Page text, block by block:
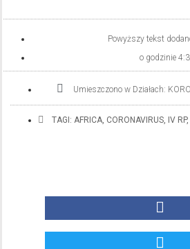
Powyższy tekst
o godzinie
Umieszczono w Działach:
TAGI: AFRICA, CORONAVIRUS, IV RP,